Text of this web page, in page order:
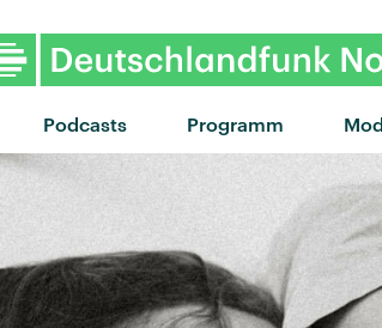
Podcasts Programm
"Defibrillator" von